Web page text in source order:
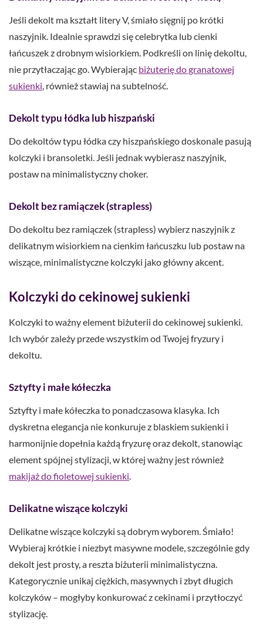
Jeśli dekolt ma kształt litery V, śmiało sięgnij po krótki
naszyjnik. Idealnie sprawdzi się celebrytka lub cienki
łańcuszek z drobnym wisiorkiem. Podkreśli on linię dekoltu,
nie przytłaczając go. Wybierając biżuterię do granatowej
sukienki, również stawiaj na subtelność.
Dekolt typu łódka lub hiszpański
Do dekoltów typu łódka czy hiszpańskiego doskonale pasują
kolczyki i bransoletki. Jeśli jednak wybierasz naszyjnik,
postaw na minimalistyczny choker.
Dekolt bez ramiączek (strapless)
Do dekoltu bez ramiączek (strapless) wybierz naszyjnik z
delikatnym wisiorkiem na cienkim łańcuszku lub postaw na
wiszące, minimalistyczne kolczyki jako główny akcent.
Kolczyki do cekinowej sukienki
Kolczyki to ważny element biżuterii do cekinowej sukienki.
Ich wybór zależy przede wszystkim od Twojej fryzury i
dekoltu.
Sztyfty i małe kółeczka
Sztyfty i małe kółeczka to ponadczasowa klasyka. Ich
dyskretna elegancja nie konkuruje z blaskiem sukienki i
harmonijnie dopełnia każdą fryzurę oraz dekolt, stanowiąc
element spójnej stylizacji, w której ważny jest również
makijaż do fioletowej sukienki.
Delikatne wiszące kolczyki
Delikatne wiszące kolczyki są dobrym wyborem. Śmiało!
Wybieraj krótkie i niezbyt masywne modele, szczególnie gdy
dekolt jest prosty, a reszta biżuterii minimalistyczna.
Kategorycznie unikaj ciężkich, masywnych i zbyt długich
kolczyków – mogłyby konkurować z cekinami i przytłoczyć
stylizację.